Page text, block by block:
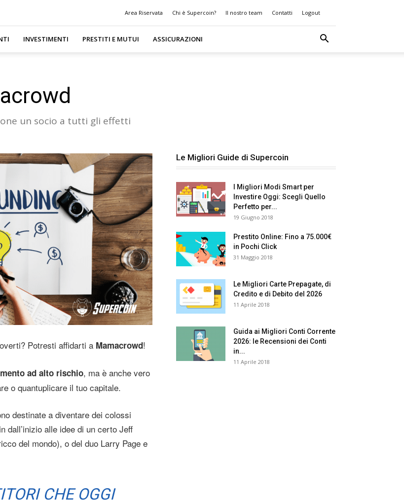
Area Riservata Chi è Supercoin? Il nostro team Contatti Logout
INVESTIMENTI PRESTITI E MUTUI ASSICURAZIONI
un socio a tutti gli effetti
Potresti affidarti a Mamacrowd!
ad alto rischio, ma è anche vero
o quantuplicare il tuo capitale.
destinate a diventare dei colossi
dall’inizio alle idee di un certo Jeff
del mondo), o del duo Larry Page e
CHE OGGI
Le Migliori Guide di Supercoin
I Migliori Modi Smart per
Investire Oggi: Scegli Quello
Perfetto per...
19 Giugno 2018
Prestito Online: Fino a 75.000€
in Pochi Click
31 Maggio 2018
Le Migliori Carte Prepagate, di
Credito e di Debito del 2026
11 Aprile 2018
Guida ai Migliori Conti Corrente
2026: le Recensioni dei Conti
in...
11 Aprile 2018